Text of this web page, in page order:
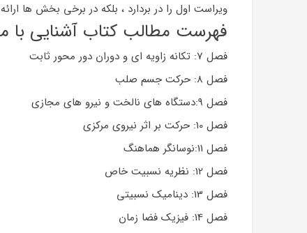
ویراست اول را در بردارد ، بلکه در برخی بخش ها
فهرست مطالب کتاب آشنایی با مکانیک 2
فصل 7: تکانه زاویه ای و دوران دور محور ثابت
فصل 8: حرکت جسم صلب
فصل 9:دستگاه های نالخت و نیرو های مجازی
فصل 10: حرکت بر اثر نیروی مرکزی
فصل 11:نوسانگر هماهنگ
فصل 12: نظریه نسبیت خاص
فصل 13: دینامیک نسبیتی
فصل 14: فیزیک فضا زمان